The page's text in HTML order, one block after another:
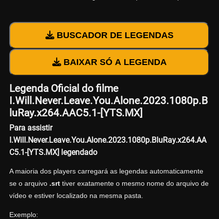
BUSCADOR DE LEGENDAS
BAIXAR SÓ A LEGENDA
Legenda Oficial do filme
I.Will.Never.Leave.You.Alone.2023.1080p.B
luRay.x264.AAC5.1-[YTS.MX]
Para assistir
I.Will.Never.Leave.You.Alone.2023.1080p.BluRay.x264.AA
C5.1-[YTS.MX] legendado
A maioria dos players carregará as legendas automaticamente
se o arquivo .srttiver exatamente o mesmo nome do arquivo de
vídeo e estiver localizado na mesma pasta.
Exemplo: